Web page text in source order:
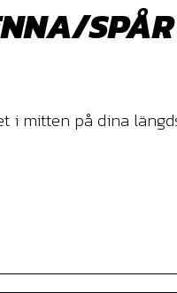
SPÅR
i mitten på dina